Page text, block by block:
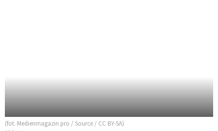
(fot. Medienmagazin pro / Source / CC BY-SA)